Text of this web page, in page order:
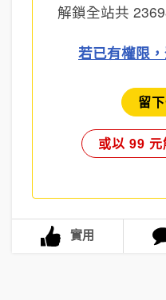
解鎖全站共
若已有權限
留
或以 99
實用